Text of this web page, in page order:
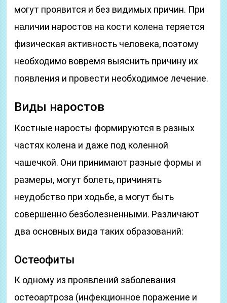
могут проявится и без видимых причин. При
наличии наростов на кости колена теряется
физическая активность человека, поэтому
необходимо вовремя выяснить причину их
появления и провести необходимое лечение.
Виды наростов
Костные наросты формируются в разных
частях колена и даже под коленной
чашечкой. Они принимают разные формы и
размеры, могут болеть, причинять
неудобство при ходьбе, а могут быть
совершенно безболезненными. Различают
два основных вида таких образований:
Остеофиты
К одному из проявлений заболевания
остеоартроза (инфекционное поражение и